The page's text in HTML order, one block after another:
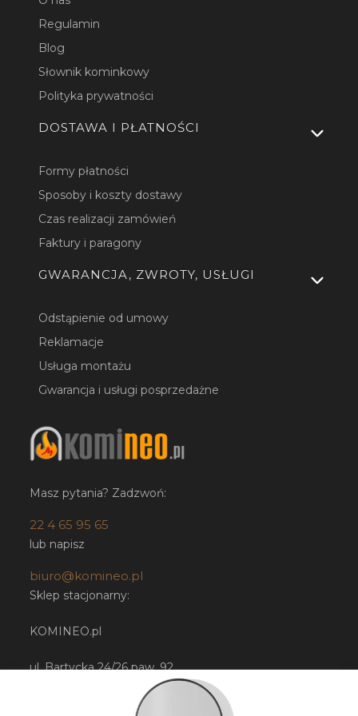
Regulamin
Blog
Słownik kominkowy
Polityka prywatności
DOSTAWA I PŁATNOŚCI
Formy płatności
Sposoby i koszty dostawy
Czas realizacji zamówień
Faktury i paragony
GWARANCJA, ZWROTY, USŁUGI
Odstąpienie od umowy
Reklamacje
Usługa montażu
Gwarancja i usługi posprzedażne
Masz pytania? Zadzwoń:
22 4 65 95 65
lub napisz
biuro@komineo.pl
Sklep stacjonarny:
KOMINEO.pl
ul. Bartycka 24/26 paw. 92